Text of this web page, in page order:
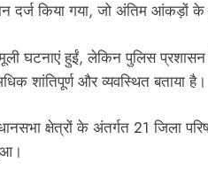
दर्ज किया गया, जो अंतिम आंकड़ों
घटनाएं हुईं, लेकिन पुलिस
शांतिपूर्ण और व्यवस्थित बताया है।
क्षेत्रों के अंतर्गत 21 जिला